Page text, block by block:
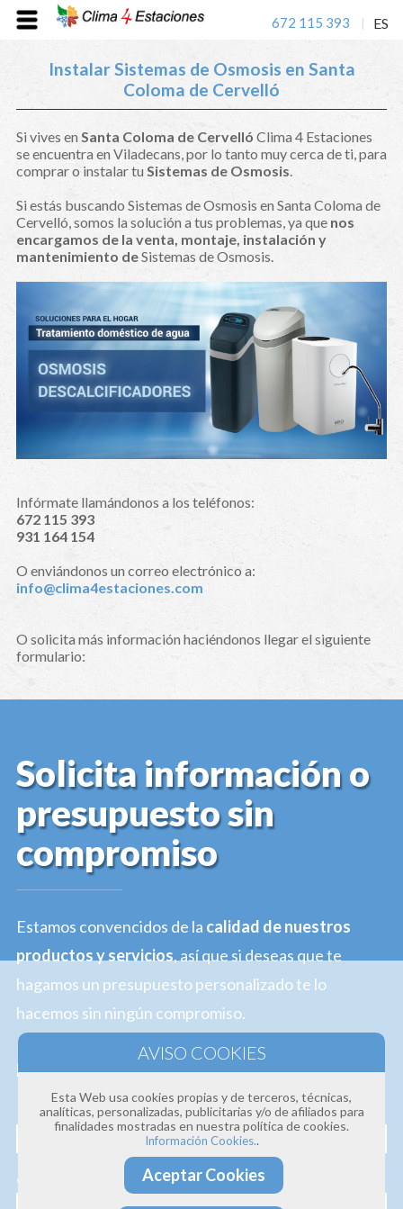
672 115 393 ES
Instalar Sistemas de Osmosis en Santa
Coloma de Cervelló
Si vives enSanta Coloma de Cervelló Clima 4 Estaciones
se encuentra en Viladecans, por lo tanto muy cerca de ti, para
comprar o instalar tuSistemas de Osmosis.
Si estás buscando Sistemas de Osmosis en Santa Coloma de
Cervelló, somos la solución a tus problemas, ya que nos
encargamos de la venta, montaje, instalación y
mantenimiento deSistemas de Osmosis.
Infórmate llamándonos a los teléfonos:
672 115 393
931 164 154
O enviándonos un correo electrónico a:
info@clima4estaciones.com
O solicita más información haciéndonos llegar el siguiente
formulario:
Solicita información o
presupuesto sin
compromiso
Estamos convencidos de la calidad de nuestros
productos y servicios, así que si deseas que te
hagamos un presupuesto personalizado te lo
hacemos sin ningún compromiso.
Profesionalidad · Experiencia · Efectividad
Nombre
Correo electrónico
Esta Web usa cookies propias y de terceros, técnicas,
analíticas, personalizadas, publicitarias y/o de afiliados para
finalidades mostradas en nuestra política de cookies.
Información Cookies..
Aceptar Cookies